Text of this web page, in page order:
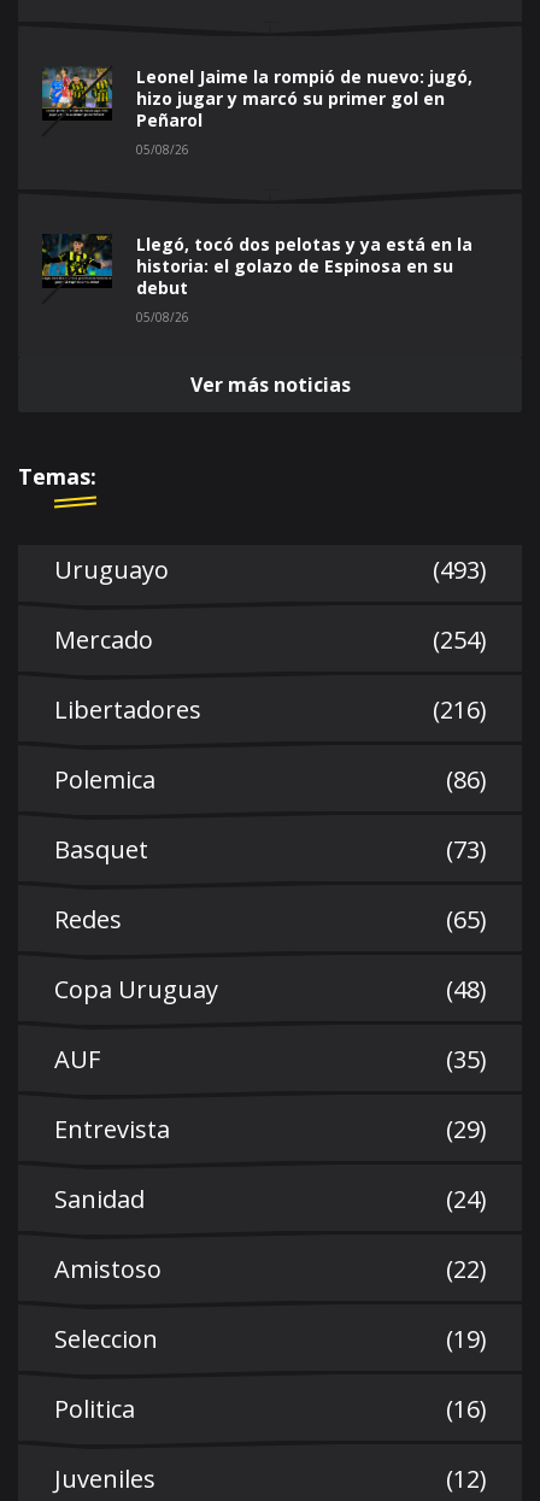
Leonel Jaime la rompió de nuevo: jugó,
hizo jugar y marcó su primer gol en
Peñarol
05/08/26
Llegó, tocó dos pelotas y ya está en la
historia: el golazo de Espinosa en su
debut
05/08/26
Ver más noticias
Temas:
Uruguayo (493)
Mercado (254)
Libertadores (216)
Polemica (86)
Basquet (73)
Redes (65)
Copa Uruguay (48)
AUF (35)
Entrevista (29)
Sanidad (24)
Amistoso (22)
Seleccion (19)
Politica (16)
Juveniles (12)